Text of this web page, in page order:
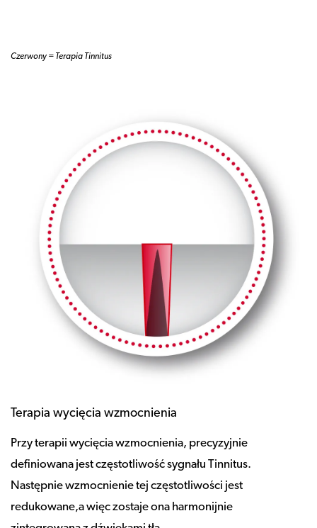
Czerwony = Terapia Tinnitus
Terapia wycięcia wzmocnienia
Przy terapii wycięcia wzmocnienia, precyzyjnie
definiowana jest częstotliwość sygnału Tinnitus.
Następnie wzmocnienie tej częstotliwości jest
redukowane,a więc zostaje ona harmonijnie